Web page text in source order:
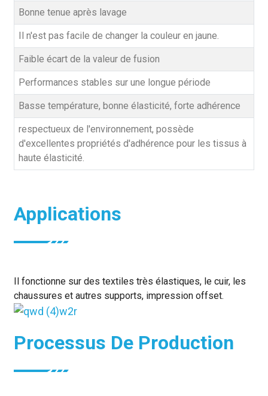
Bonne tenue après lavage
Il n'est pas facile de changer la couleur en jaune.
Faible écart de la valeur de fusion
Performances stables sur une longue période
Basse température, bonne élasticité, forte adhérence
respectueux de l'environnement, possède
d'excellentes propriétés d'adhérence pour les tissus à
haute élasticité.
Applications
Il fonctionne sur des textiles très élastiques, le cuir, les
chaussures et autres supports, impression offset.
Processus De Production